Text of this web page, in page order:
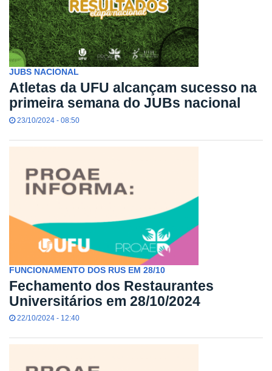
JUBS NACIONAL
Atletas da UFU alcançam sucesso na
primeira semana do JUBs nacional
23/10/2024 - 08:50
FUNCIONAMENTO DOS RUS EM 28/10
Fechamento dos Restaurantes
Universitários em 28/10/2024
22/10/2024 - 12:40